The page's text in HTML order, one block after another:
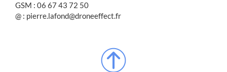
GSM : 06 67 43 72 50
@ : pierre.lafond@droneeffect.fr